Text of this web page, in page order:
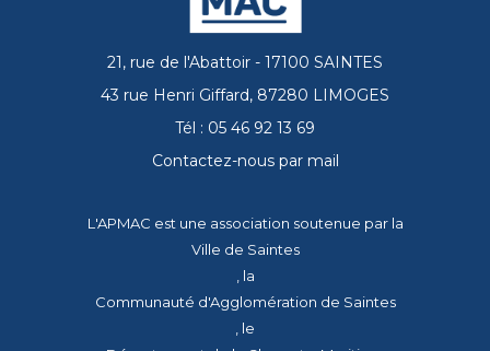
21, rue de l'Abattoir - 17100 SAINTES
43 rue Henri Giffard, 87280 LIMOGES
Tél : 05 46 92 13 69
Contactez-nous par mail
L'APMAC est une association soutenue par la
Ville de Saintes
, la
Communauté d'Agglomération de Saintes
, le